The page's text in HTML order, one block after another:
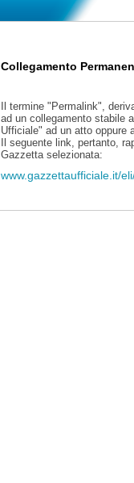
Collegamento
Il termine "Permalink",
ad un collegamento stabile
Ufficiale" ad un atto oppure
Il seguente link, pertanto,
Gazzetta selezionata:
www.gazzettaufficiale.it/